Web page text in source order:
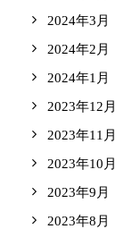
2024年3月
2024年2月
2024年1月
2023年12月
2023年11月
2023年10月
2023年9月
2023年8月